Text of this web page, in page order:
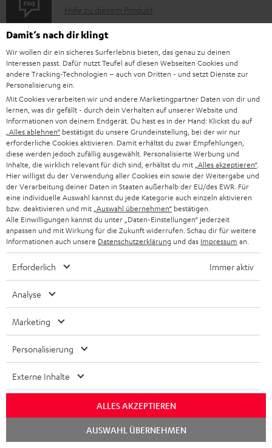
u
m
H
e
r
u
n
t
e
r
l
a
d
e
n
P
r
o
d
u
k
t
F
A
Q
s
Hilfe zu diesem Produkt
I
n
f
o
r
m
a
t
i
o
n
e
z
u
r
G
a
Gesetzliche Gewährleistung
E
l
e
k
t
r
o
g
r
ä
t
R
k
Elektrogeräte Rücknahme
A
u
d
i
-
L
e
x
i
o
n
Audio-Lexikon: Fachbegriffe schnell erklärt
K
n
t
a
k
t
a
t
Mo – Fr 08:00 – 19:00 Uhr
Sa 09:00 – 17:30 Uhr
Sonn- und Feiertage geschlossen
Teufel Support
Kontakt
Store Finder
persönlich im Store beraten.
Übersicht
Damit‘s nach dir klingt
Wir wollen dir ein sicheres Surferlebnis bieten, das genau zu deinen
Interessen passt. Dafür nutzt Teufel auf diesen Webseiten Cookies und
andere Tracking-Technologien – auch von Dritten - und setzt Dienste zur
Personalisierung ein.
Mit Cookies verarbeiten wir und andere Marketingpartner Daten von dir und
lernen, was dir gefällt - durch dein Verhalten auf unserer Website und
Informationen von deinem Endgerät. Du hast es in der Hand: Klickst du auf
„Alles ablehnen“ bestätigst du unsere Grundeinstellung, bei der wir nur
erforderliche Cookies aktivieren. Damit erhältst du zwar Empfehlungen,
diese werden jedoch zufällig ausgewählt. Personalisierte Werbung und
Inhalte, die wirklich relevant für dich sind, erhältst du mit „Alles akzeptieren“.
Hier willigst du der Verwendung aller Cookies ein sowie der Weitergabe und
der Verarbeitung deiner Daten in Staaten außerhalb der EU/des EWR. Für
eine individuelle Auswahl kannst du jede Kategorie auch einzeln aktivieren
bzw. deaktivieren und mit „Auswahl übernehmen“ bestätigen.
Alle Einwilligungen kannst du unter „Daten-Einstellungen“ jederzeit
anpassen und mit Wirkung für die Zukunft widerrufen. Schau dir für weitere
Informationen auch unsere Datenschutzerklärung und das Impressum an.
Erforderlich Immer aktiv
Analyse
Marketing
Personalisierung
Externe Inhalte
ALLES AKZEPTIEREN
AUSWAHL ÜBERNEHMEN